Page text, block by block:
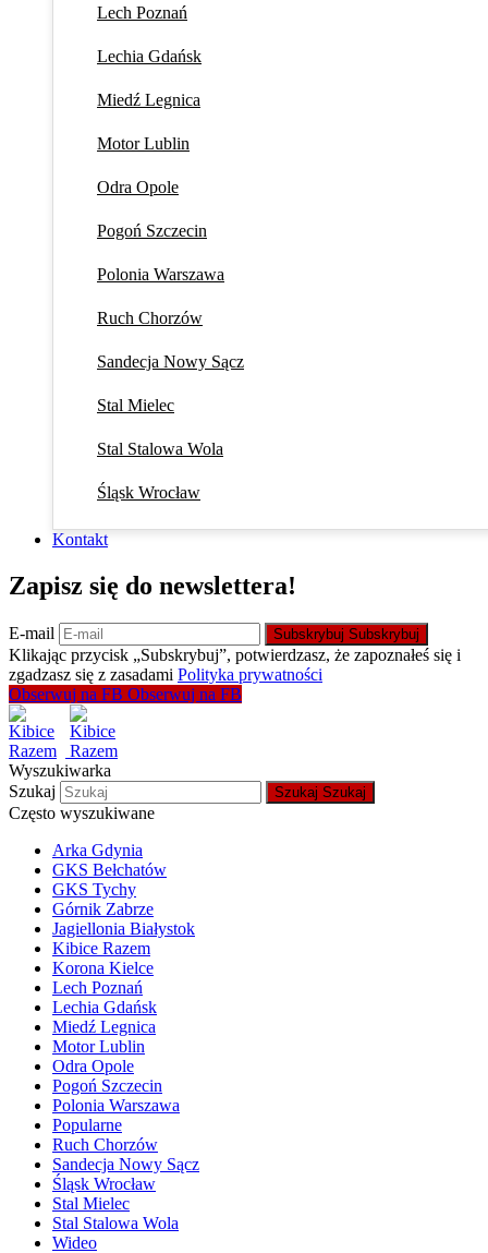
Lech Poznań
Lechia Gdańsk
Miedź Legnica
Motor Lublin
Odra Opole
Pogoń Szczecin
Polonia Warszawa
Ruch Chorzów
Sandecja Nowy Sącz
Stal Mielec
Stal Stalowa Wola
Śląsk Wrocław
Kontakt
Zapisz się do newslettera!
E-mail Subskrybuj Subskrybuj
Klikając przycisk „Subskrybuj”, potwierdzasz, że zapoznałeś się i
zgadzasz się z zasadami Polityka prywatności
Obserwuj na FB Obserwuj na FB
Wyszukiwarka
Szukaj
Szukaj Szukaj
Często wyszukiwane
Arka Gdynia
GKS Bełchatów
GKS Tychy
Górnik Zabrze
Jagiellonia Białystok
Kibice Razem
Korona Kielce
Lech Poznań
Lechia Gdańsk
Miedź Legnica
Motor Lublin
Odra Opole
Pogoń Szczecin
Polonia Warszawa
Popularne
Ruch Chorzów
Sandecja Nowy Sącz
Śląsk Wrocław
Stal Mielec
Stal Stalowa Wola
Wideo